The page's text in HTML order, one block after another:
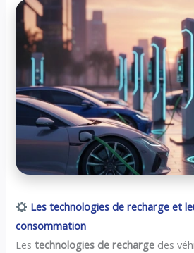
Les technologies de recharge et
consommation
Lestechnologies de recharge des